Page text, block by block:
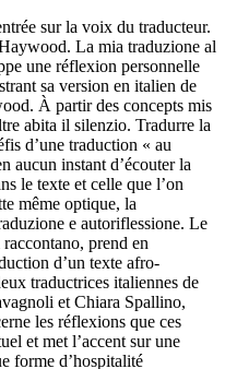
surla voix du traducteur.
La mia traduzione al
une réflexion personnelle
sa version en italien de
À partir des concepts mis
abita il silenzio. Tradurre la
d’une traduction « au
aucun instant d’écouter la
le texte et celle que l’on
même optique, la
e autoriflessione. Le
, prend en
d’un texte afro-
traductrices italiennes de
et Chiara Spallino,
les réflexions que ces
et met l’accent sur une
forme d’hospitalité